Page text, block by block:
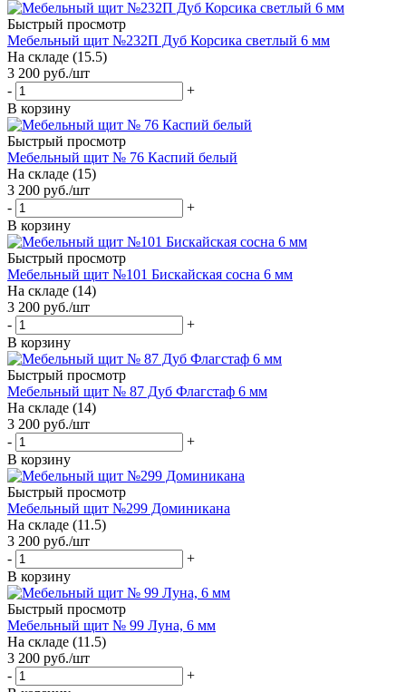
Быстрый просмотр
Мебельный щит №232П Дуб Корсика светлый 6 мм
На складе (15.5)
3 200 руб./шт
-
+
В корзину
Быстрый просмотр
Мебельный щит № 76 Каспий белый
На складе (15)
3 200 руб./шт
-
+
В корзину
Быстрый просмотр
Мебельный щит №101 Бискайская сосна 6 мм
На складе (14)
3 200 руб./шт
-
+
В корзину
Быстрый просмотр
Мебельный щит № 87 Дуб Флагстаф 6 мм
На складе (14)
3 200 руб./шт
-
+
В корзину
Быстрый просмотр
Мебельный щит №299 Доминикана
На складе (11.5)
3 200 руб./шт
-
+
В корзину
Быстрый просмотр
Мебельный щит № 99 Луна, 6 мм
На складе (11.5)
3 200 руб./шт
-
+